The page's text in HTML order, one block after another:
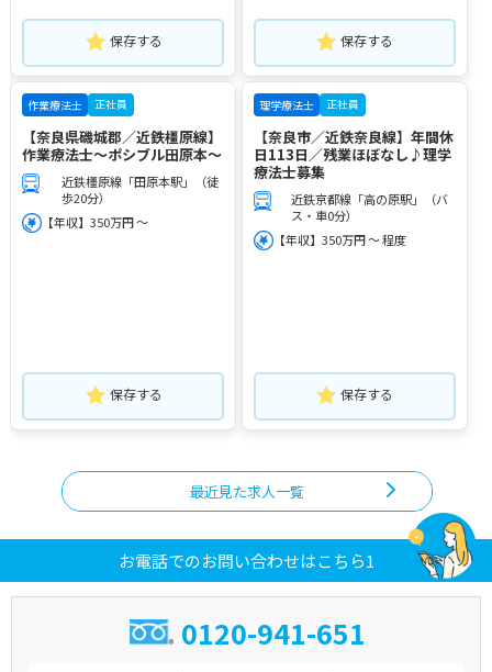
保存する 保存する
作業療法士 正社員
【奈良県磯城郡／近鉄橿原線】
作業療法士～ポシブル田原本～
近鉄橿原線「田原本駅」（徒
歩20分）
【年収】350万円 ～
保存する
理学療法士 正社員
【奈良市／近鉄奈良線】年間休
日113日／残業ほぼなし♪理学
療法士募集
近鉄京都線「高の原駅」（バ
ス・車0分）
【年収】350万円 ～ 程度
保存する
最近見た求人一覧
お電話でのお問い合わせはこちら1
0120-941-651